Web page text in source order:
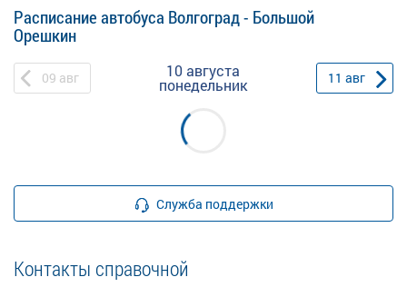
Расписание автобуса Волгоград - Большой
Орешкин
09 авг 10 августа
понедельник 11 авг
Служба поддержки
Контакты справочной